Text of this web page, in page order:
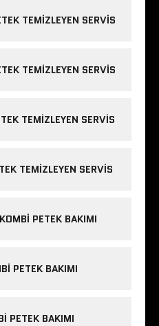
TEMIZLEYEN SERVIS
TEMIZLEYEN SERVIS
TEMIZLEYEN SERVIS
TEMIZLEYEN SERVIS
PETEK BAKIMI
PETEK BAKIMI
PETEK BAKIMI